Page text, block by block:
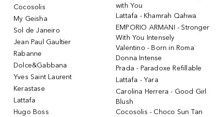
Cocosolis
My Geisha
Sol de Janeiro
Jean Paul Gaultier
Rabanne
Dolce&Gabbana
Yves Saint Laurent
Kerastase
Lattafa
Hugo Boss
with You
Lattafa - Khamrah Qahwa
EMPORIO ARMANI - Stronger
With You Intensely
Valentino - Born in Roma
Donna Intense
Prada - Paradoxe Refillable
Lattafa - Yara
Carolina Herrera - Good Girl
Blush
Cocosolis - Choco Sun Tan